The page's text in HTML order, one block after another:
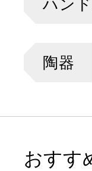
ハン
陶器
おすす